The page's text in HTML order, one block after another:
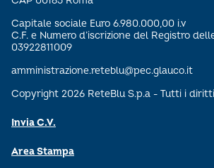
Capitale sociale Euro 6.980.000,00 i.v
C.F. e Numero d’iscrizione del Registro
03922811009
amministrazione.reteblu@pec.glauco.it
Copyright 2026 ReteBlu S.p.a - Tutti i
Invia C.V.
Area Stampa